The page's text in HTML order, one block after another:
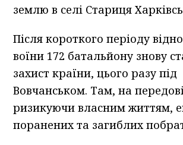
землю в селі Стариця
Після короткого періоду
воїни 172 батальйону знову
захист країни, цього разу під
Вовчанськом. Там, на
ризикуючи власним життям,
поранених та загиблих